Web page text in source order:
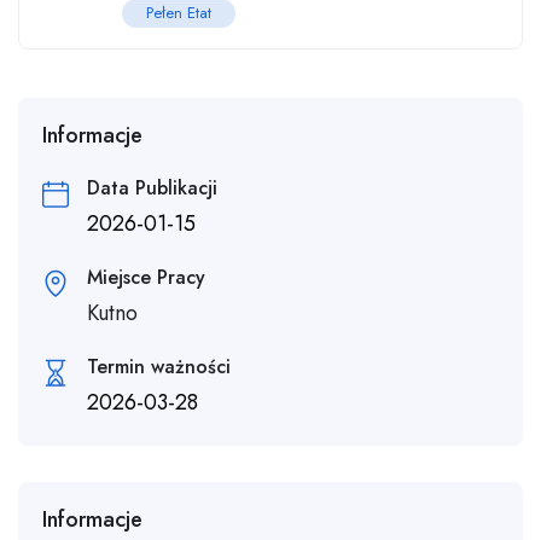
Pełen Etat
Informacje
Data Publikacji
2026-01-15
Miejsce Pracy
Kutno
Termin ważności
2026-03-28
Informacje